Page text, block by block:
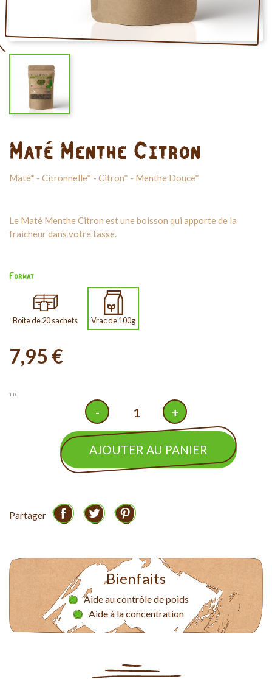
Maté Menthe Citron
Maté* - Citronnelle* - Citron* - Menthe Douce*
Le Maté Menthe Citron est une boisson qui apporte de la
fraicheur dans votre tasse.
Format
Boite de 20 sachets Vrac de 100g
7,95 €
TTC
AJOUTER AU PANIER
Partager
Bienfaits
Aide au contrôle de poids
Aide à la concentration